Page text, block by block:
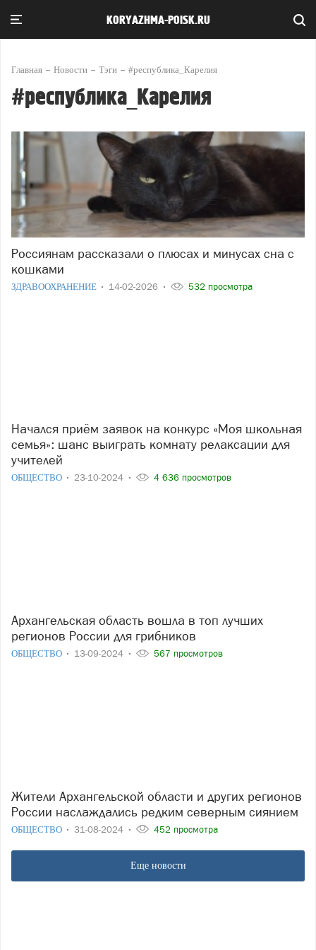
KORYAZHMA-POISK.RU
Главная Новости Тэги #республика_Карелия
#республика_Карелия
Россиянам рассказали о плюсах и минусах сна с
кошками
ЗДРАВООХРАНЕНИЕ 14-02-2026 532 просмотра
Начался приём заявок на конкурс «Моя школьная
семья»: шанс выиграть комнату релаксации для
учителей
ОБЩЕСТВО 23-10-2024 4 636 просмотров
Архангельская область вошла в топ лучших
регионов России для грибников
ОБЩЕСТВО 13-09-2024 567 просмотров
Жители Архангельской области и других регионов
России наслаждались редким северным сиянием
ОБЩЕСТВО 31-08-2024 452 просмотра
Еще новости